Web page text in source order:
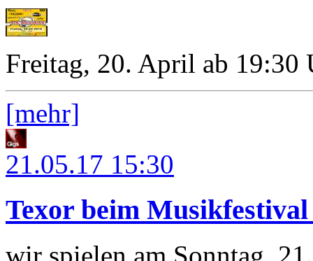
Freitag, 20. April ab
[mehr]
21.05.17 15:30
Texor beim
wir spielen am Sonntag,